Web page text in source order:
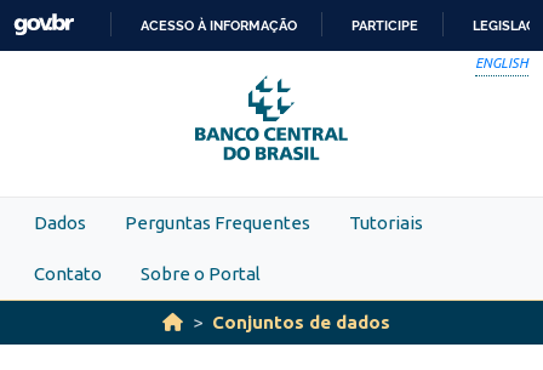
Skip to main content
PARA
O
CONTEÚDO
ACESSO À INFORMAÇÃO PARTICIPE
ENGLISH
Dados Perguntas Frequentes Tutoriais
Contato Sobre o Portal
Conjuntos de dados